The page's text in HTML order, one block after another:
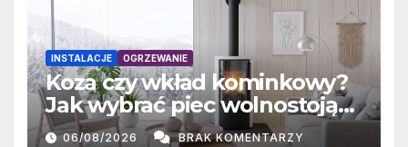
INSTALACJE OGRZEWANIE
Koza czy wkład kominkowy?
Jak wybrać piec wolnostojący
i kominek do salonu
06/08/2026 BRAK KOMENTARZY